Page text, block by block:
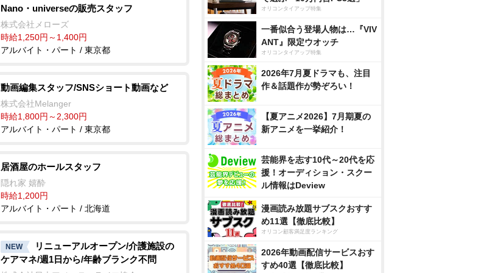
Nano・universeの販売スタッフ
株式会社メローズ
時給1,250円～1,400円
アルバイト・パート / 東京都
動画編集スタッフ/SNSショート動画など
株式会社Melanger
時給1,800円～2,300円
アルバイト・パート / 東京都
居酒屋のホールスタッフ
隠れ家 嬉酔
時給1,200円
アルバイト・パート / 北海道
NEW
リニューアルオープン/介護施設の
ケアマネ/週1日から/年齢ブランク不問
オリコンタイアップ特集
一番似合う登場人物は…『VIV
ANT』限定ウオッチ
オリコンタイアップ特集
2026年7月夏ドラマも、注目
作＆話題作が勢ぞろい！
【夏アニメ2026】7月期夏の
新アニメを一挙紹介！
芸能界を志す10代～20代を応
援！オーディション・スクー
ル情報はDeview
漫画読み放題サブスクおすす
め11選【徹底比較】
オリコン顧客満足度ランキング
2026年動画配信サービスおす
すめ40選【徹底比較】